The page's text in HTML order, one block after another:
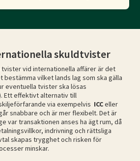
skuldtvister
vid internationella affärer är det
vilket lands lag som ska gälla
eventuella tvister ska lösas
Ett effektivt alternativ till
via exempelvis ICCeller
snabbare och är mer flexibelt. Det är
var transaktionen anses ha ägt rum, då
indrivning och rättsliga
skapas trygghet och risken för
minskar.